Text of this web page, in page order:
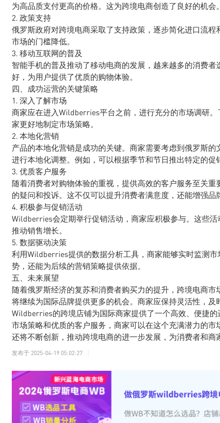
为高品质支付更高的价格。这为跨境电商创造了良好的机会
2. 政策支持
俄罗斯政府对跨境电商采取了支持政策，逐步简化进口流
市场的门槛降低。
3. 移动互联网的普及
智能手机的普及推动了移动电商的发展，越来越多的消费
好，为用户提供了优质的购物体验。
四、成功运营的关键策略
1. 深入了解市场
商家应在进入Wildberries平台之前，进行充分的市场调研
家更好地制定市场策略。
2. 本地化营销
产品的本地化营销是成功的关键。商家需要考虑到俄罗斯
进行本地化调整。例如，可以根据季节和节日推出特定的促
3. 优质客户服务
随着消费者对购物体验的重视，提供高效的客户服务至关
的疑问和投诉。这不仅可以提升消费者满意度，还能增强品
4. 积极参与促销活动
Wildberries会定期举行促销活动，商家应积极参与。这些
推动销售增长。
5. 数据驱动决策
利用Wildberries提供的数据分析工具，商家能够实时监测
势，还能为后续的营销策略提供依据。
五、未来展望
随着俄罗斯经济的复苏和消费者购买力的提升，跨境电商
将继续为国际品牌提供更多的机会。商家应保持灵活性，
Wildberries的跨境店铺为国际商家提供了一个高效、便捷
市场策略和优质的客户服务，商家可以在这个充满潜力的
还将不断创新，推动跨境电商的进一步发展，为消费者和商
发布于 2025-04-19 05:02:27